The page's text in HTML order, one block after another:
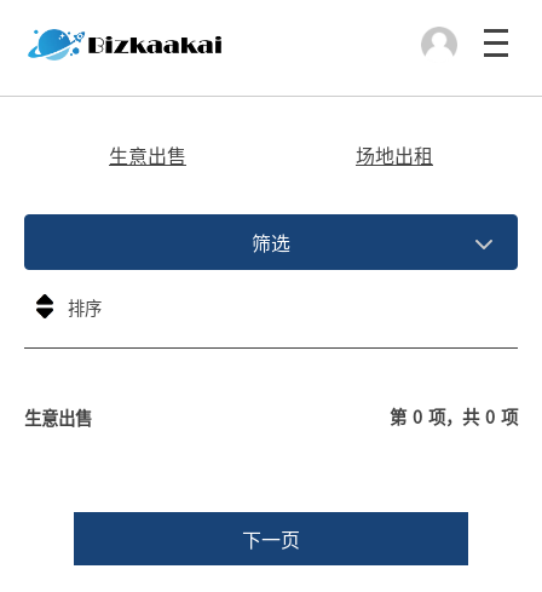
生意出售 场地出租
筛选
生意出售 第 0 项，共 0 项
下一页